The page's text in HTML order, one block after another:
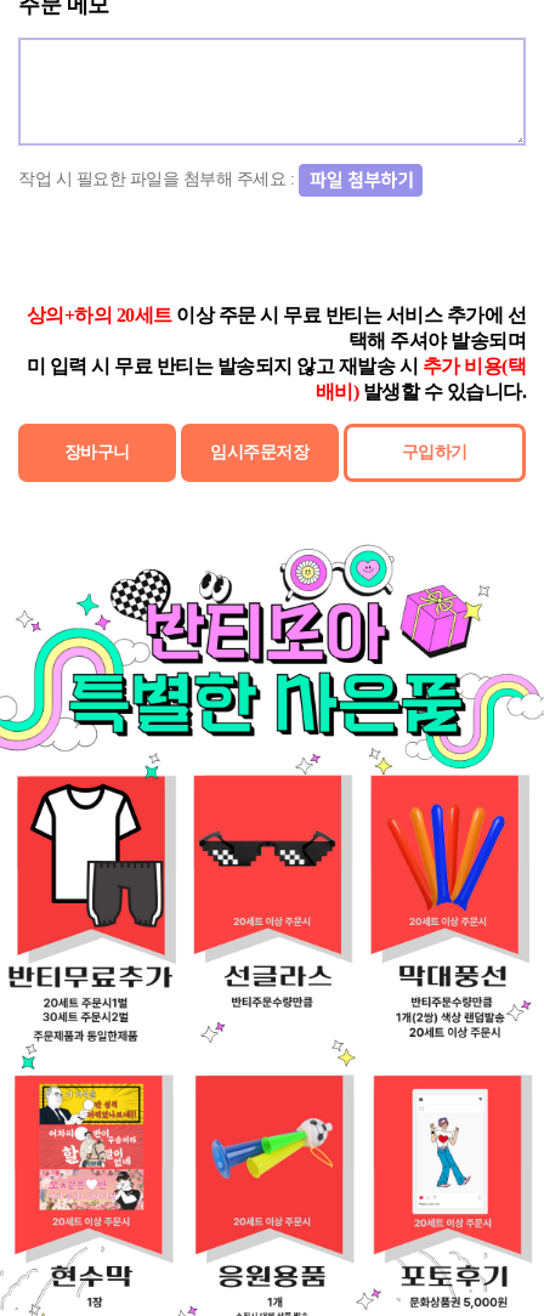
작업 시 필요한 파일을 첨부해 주세요 :
상의+하의 20세트이상 주문 시 무료 반티는 서비스 추가에 선
택해 주셔야 발송되며
미 입력 시 무료 반티는 발송되지 않고 재발송 시 추가 비용(택
배비)발생할 수 있습니다.
장바구니 임시주문저장 구입하기